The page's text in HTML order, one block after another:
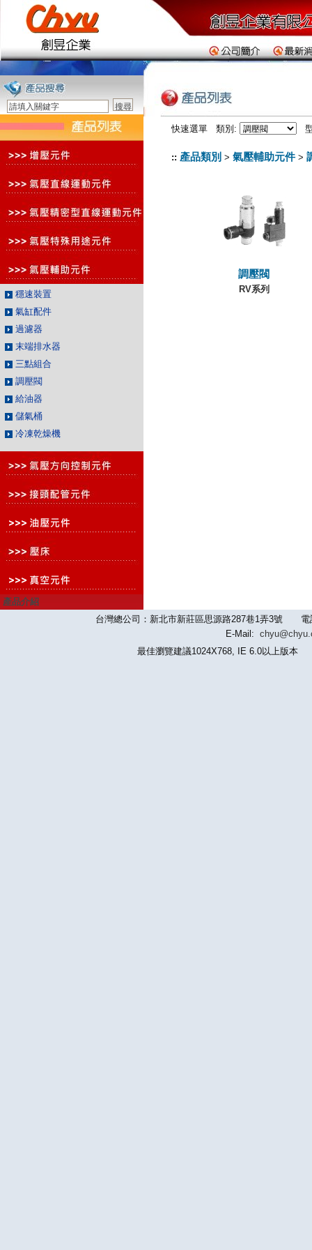
穩速裝置
氣缸配件
過濾器
末端排水器
三點組合
調壓閥
給油器
儲氣桶
冷凍乾燥機
產品介紹
快速選單 類別:
:: 產品類別 > 氣壓輔助元件 >
調壓閥
RV系列
台灣總公司：新北市新莊區思源路287巷1弄3號
E-Mail:
最佳瀏覽建議1024X768, IE 6.0以上版本